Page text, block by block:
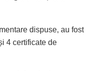
dispuse, au fost
4 certificate de